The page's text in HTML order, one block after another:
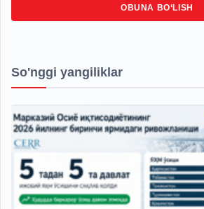
OBUNA BO‘LISH
So'nggi yangiliklar